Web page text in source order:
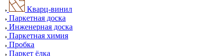
Кварц-винил
Паркетная доска
Инженерная доска
Паркетная химия
Пробка
Паркет ёлка